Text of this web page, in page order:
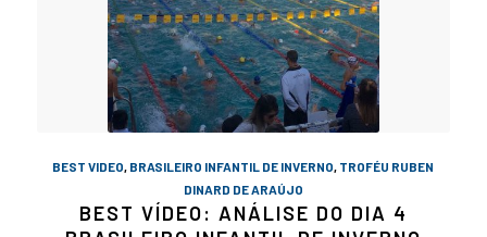
BEST VIDEO, BRASILEIRO INFANTIL DE INVERNO, TROFÉU RUBEN
DINARD DE ARAÚJO
BEST VÍDEO: ANÁLISE DO DIA 4